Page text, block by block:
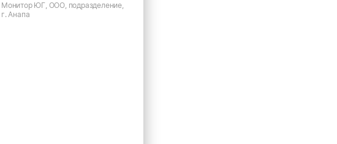
Монитор ЮГ, ООО, подразделение,
г. Анапа